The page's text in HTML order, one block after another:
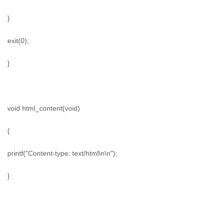
}
exit(0);
}
void html_content(void)
{
printf("Content-type: text/html\n\n");
}